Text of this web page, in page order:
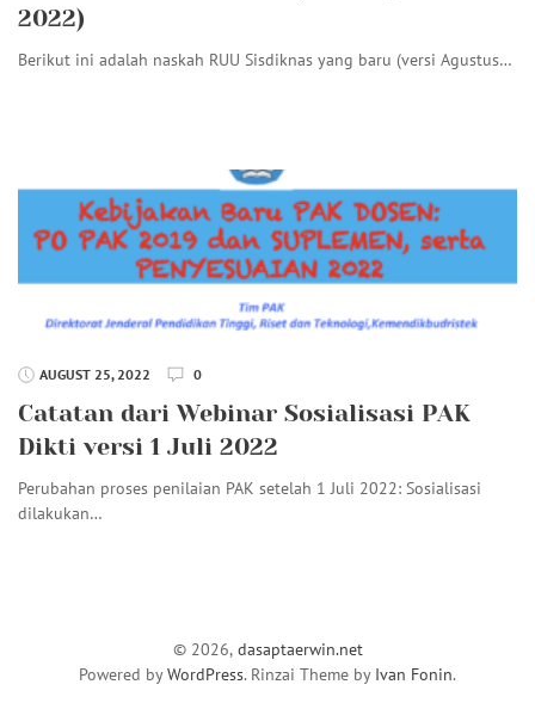
2022)
Berikut ini adalah naskah RUU Sisdiknas yang baru (versi Agustus…
AUGUST 25, 2022 0
Catatan dari Webinar Sosialisasi PAK
Dikti versi 1 Juli 2022
Perubahan proses penilaian PAK setelah 1 Juli 2022: Sosialisasi
dilakukan…
© 2026, dasaptaerwin.net
Powered byWordPress. Rinzai Theme by Ivan Fonin.